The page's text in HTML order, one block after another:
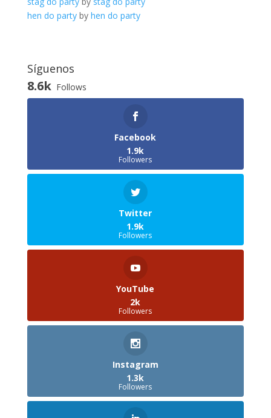
hen do partyby hen do party
Síguenos
8.6k Follows
Facebook
1.9k
Followers
Twitter
1.9k
Followers
YouTube
2k
Followers
Instagram
1.3k
Followers